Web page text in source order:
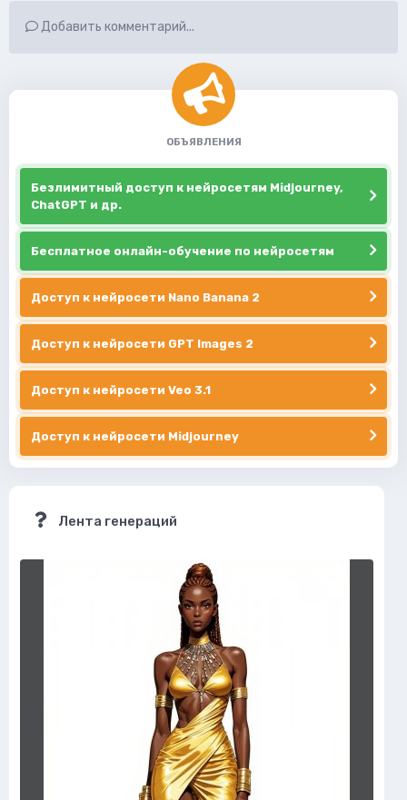
Добавить комментарий...
ОБЪЯВЛЕНИЯ
Безлимитный доступ к нейросетям Midjourney,
ChatGPT и др.
Бесплатное онлайн-обучение по нейросетям
Доступ к нейросети Nano Banana 2
Доступ к нейросети GPT Images 2
Доступ к нейросети Veo 3.1
Доступ к нейросети Midjourney
Лента генераций